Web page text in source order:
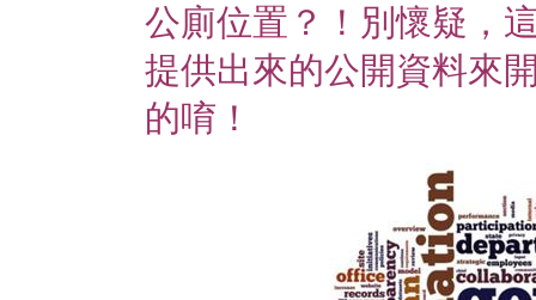
公廁位置？！別懷疑，
提供出來的公開資料來
的唷！